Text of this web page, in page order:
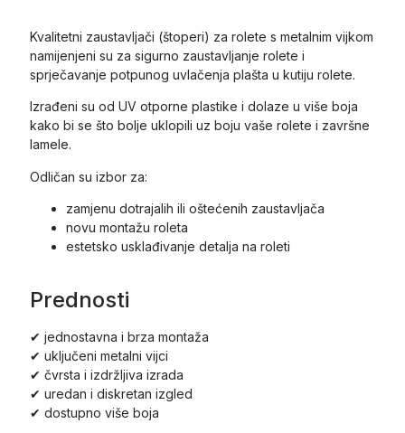
Kvalitetni zaustavljači (štoperi) za rolete s metalnim vijkom
namijenjeni su za sigurno zaustavljanje rolete i
sprječavanje potpunog uvlačenja plašta u kutiju rolete.
Izrađeni su od UV otporne plastike i dolaze u više boja
kako bi se što bolje uklopili uz boju vaše rolete i završne
lamele.
Odličan su izbor za:
zamjenu dotrajalih ili oštećenih zaustavljača
novu montažu roleta
estetsko usklađivanje detalja na roleti
Prednosti
✔ jednostavna i brza montaža
✔ uključeni metalni vijci
✔ čvrsta i izdržljiva izrada
✔ uredan i diskretan izgled
✔ dostupno više boja